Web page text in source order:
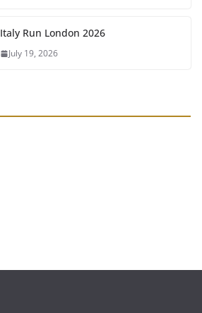
Italy Run London 2026
July 19, 2026